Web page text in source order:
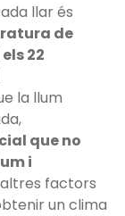
llar és
de
22
la llum
que no
i
factors
un clima